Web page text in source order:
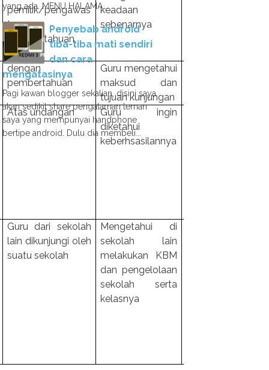
pemilik/pengawas
tanpa
pemberitahuan,
keadaan
sebenarnya
dengan
pembertahuan
Guru mengetahui
maksud dan
tujuan kunjungan
Atas undangan
Guru ingin
diketahui
keberhsasilannya
Guru dari sekolah
lain dikunjungi oleh
suatu sekolah
Mengetahui di
sekolah lain
melakukan KBM
dan pengelolaan
sekolah serta
kelasnya
yang ada. MENU HALAMA...
Penyebab android
tiba-tiba mati sendiri
dan cara
mengatasinya
Pagi kawan blogger sekalian, disini saya
akan sedikit share pengalaman teman
saya yang mempunyai handphone
bertipe android. Dulu dia membeli...